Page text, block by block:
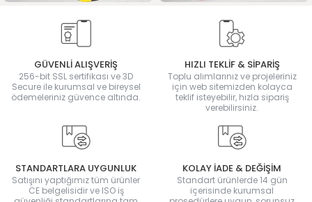
GÜVENLİ ALIŞVERİŞ
256-bit SSL sertifikası ve 3D
Secure ile kurumsal ve bireysel
ödemeleriniz güvence altında.
HIZLI TEKLİF & SİPARİŞ
Toplu alımlarınız ve projeleriniz
için web sitemizden kolayca
teklif isteyebilir, hızla sipariş
verebilirsiniz.
STANDARTLARA UYGUNLUK
Satışını yaptığımız tüm ürünler
CE belgelisidir ve ISO iş
KOLAY İADE & DEĞİŞİM
Standart ürünlerde 14 gün
içerisinde kurumsal